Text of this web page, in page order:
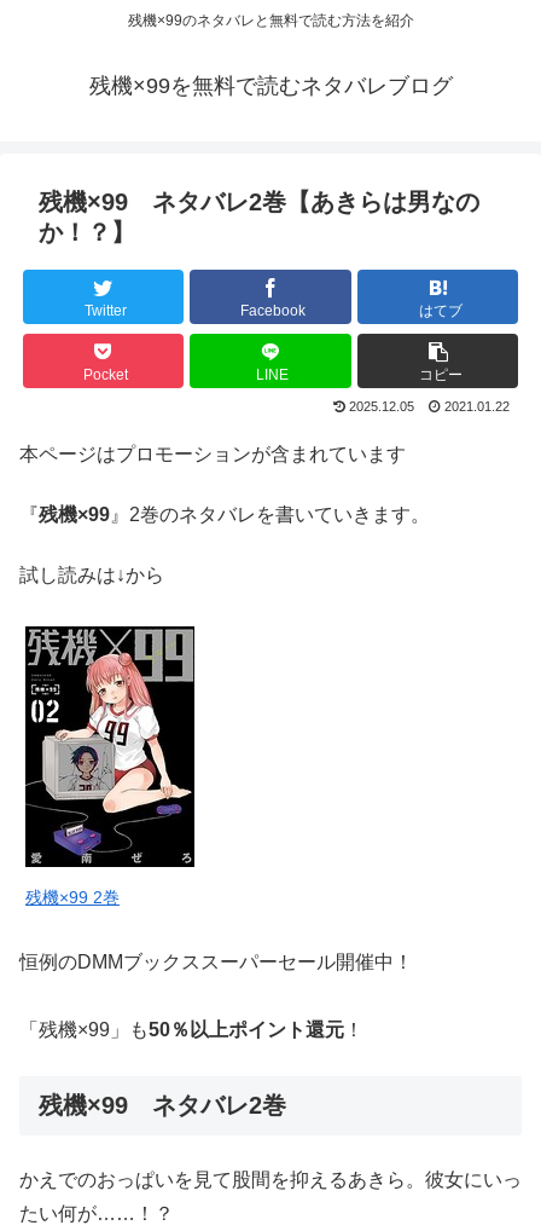
残機×99のネタバレと無料で読む方法を紹介
残機×99を無料で読むネタバレブログ
残機×99 ネタバレ2巻【あきらは男なの
か！？】
Twitter Facebook はてブ
Pocket LINE コピー
2025.12.05 2021.01.22
本ページはプロモーションが含まれています
『残機×99 』2巻のネタバレを書いていきます。
試し読みは↓から
残機×99 2巻
恒例のDMMブックススーパーセール開催中！
「残機×99」も50％以上ポイント還元 ！
残機×99 ネタバレ2巻
かえでのおっぱいを見て股間を抑えるあきら。彼女にいっ
たい何が……！？